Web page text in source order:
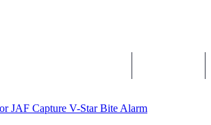
JAF Capture V-Star Bite Alarm